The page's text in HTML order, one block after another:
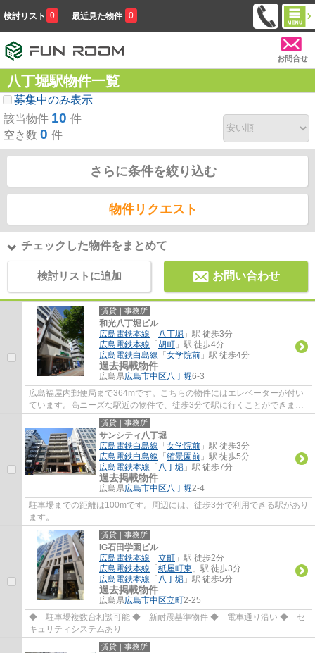
検討リスト 0 最近見た物件 0
お問合せ
八丁堀駅物件一覧
募集中のみ表示
該当物件 10 件
空き数 0 件
さらに条件を絞り込む
物件リクエスト
チェックした物件をまとめて
検討リストに追加 お問い合わせ
賃貸｜事務所
和光八丁堀ビル
広島電鉄本線 「 八丁堀 」駅 徒歩3分
広島電鉄本線 「 胡町 」駅 徒歩4分
広島電鉄白島線 「 女学院前 」駅 徒歩4分
過去掲載物件
広島県広島市中区八丁堀6-3
広島福屋内郵便局まで364mです。こちらの物件にはエレベーターが付い
ています。高ニーズな駅近の物件で、徒歩3分で駅に行くことができま
す。
賃貸｜事務所
サンシティ八丁堀
広島電鉄白島線 「 女学院前 」駅 徒歩3分
広島電鉄白島線 「 縮景園前 」駅 徒歩5分
広島電鉄本線 「 八丁堀 」駅 徒歩7分
過去掲載物件
広島県広島市中区八丁堀2-4
駐車場までの距離は100mです。周辺には、徒歩3分で利用できる駅があり
ます。
賃貸｜事務所
IG石田学園ビル
広島電鉄本線 「 立町 」駅 徒歩2分
広島電鉄本線 「 紙屋町東 」駅 徒歩3分
広島電鉄本線 「 八丁堀 」駅 徒歩5分
過去掲載物件
広島県広島市中区立町2-25
◆ 駐車場複数台相談可能 ◆ 新耐震基準物件 ◆ 電車通り沿い ◆ セ
キュリティシステムあり
賃貸｜事務所